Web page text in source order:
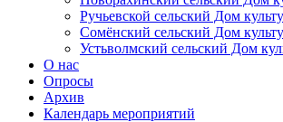
Ручьевской сельский Дом
Сомёнский сельский Дом
Устьволмский сельский Дом
О нас
Опросы
Архив
Календарь мероприятий